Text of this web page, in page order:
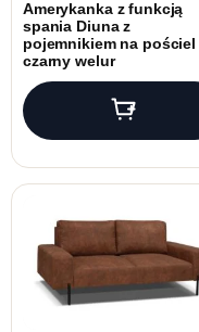
Amerykanka z funkcją
spania Diuna z
pojemnikiem na pościel
czarny welur